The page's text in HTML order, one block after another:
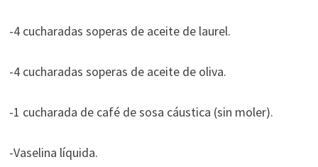
-4 cucharadas soperas de aceite de laurel.
-4 cucharadas soperas de aceite de oliva.
-1 cucharada de café de sosa cáustica (sin moler).
-Vaselina líquida.